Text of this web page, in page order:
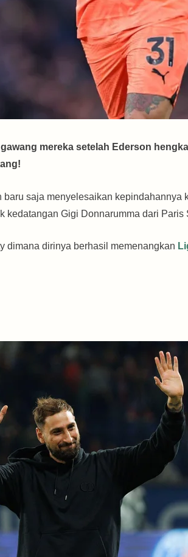
mereka setelah Ederson
baru saja menyelesaikan
Gigi Donnarumma dari Paris
dimana dirinya berhasil memenangkan